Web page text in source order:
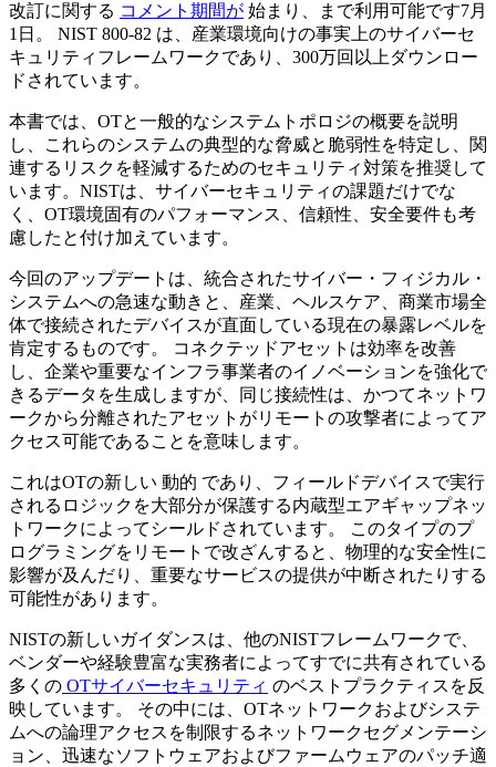
改訂に関する コメント期間が 始まり、まで利用可能です7月
1日。 NIST 800-82 は、産業環境向けの事実上のサイバーセ
キュリティフレームワークであり、300万回以上ダウンロー
ドされています。
本書では、OTと一般的なシステムトポロジの概要を説明
し、これらのシステムの典型的な脅威と脆弱性を特定し、関
連するリスクを軽減するためのセキュリティ対策を推奨して
います。NISTは、サイバーセキュリティの課題だけでな
く、OT環境固有のパフォーマンス、信頼性、安全要件も考
慮したと付け加えています。
今回のアップデートは、統合されたサイバー・フィジカル・
システムへの急速な動きと、産業、ヘルスケア、商業市場全
体で接続されたデバイスが直面している現在の暴露レベルを
肯定するものです。 コネクテッドアセットは効率を改善
し、企業や重要なインフラ事業者のイノベーションを強化で
きるデータを生成しますが、同じ接続性は、かつてネットワ
ークから分離されたアセットがリモートの攻撃者によってア
クセス可能であることを意味します。
これはOTの新しい 動的 であり、フィールドデバイスで実行
されるロジックを大部分が保護する内蔵型エアギャップネッ
トワークによってシールドされています。 このタイプのプ
ログラミングをリモートで改ざんすると、物理的な安全性に
影響が及んだり、重要なサービスの提供が中断されたりする
可能性があります。
NISTの新しいガイダンスは、他のNISTフレームワークで、
ベンダーや経験豊富な実務者によってすでに共有されている
多くの OTサイバーセキュリティ のベストプラクティスを反
映しています。 その中には、OTネットワークおよびシステ
ムへの論理アクセスを制限するネットワークセグメンテーシ
ョン、迅速なソフトウェアおよびファームウェアのパッチ適